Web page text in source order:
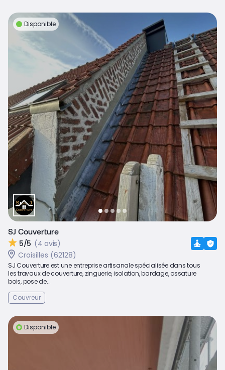
Disponible
SJ Couverture
5/5 (4 avis)
Croisilles (62128)
SJ Couverture est une entreprise artisanale spécialisée dans tous
les travaux de couverture, zinguerie, isolation, bardage, ossature
bois, pose de...
Couvreur
Disponible